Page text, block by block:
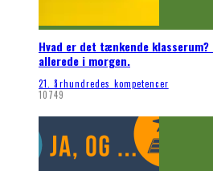
Hvad er det tænkende
allerede i morgen.
21. århundredes kompetencer
10749